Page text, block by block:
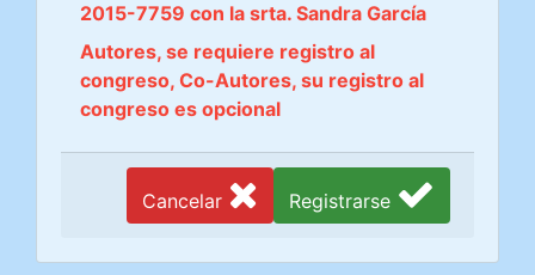
2015-7759 con la srta. Sandra García
Autores, se requiere registro al
congreso, Co-Autores, su registro al
congreso es opcional
Registrarse
Cancelar